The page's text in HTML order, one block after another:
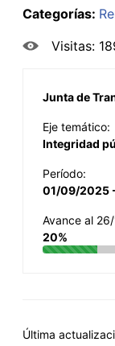
Categorías:
Visitas:
Junta de
Eje temático:
Integridad
Período:
01/09/2025
Avance al
20%
Última